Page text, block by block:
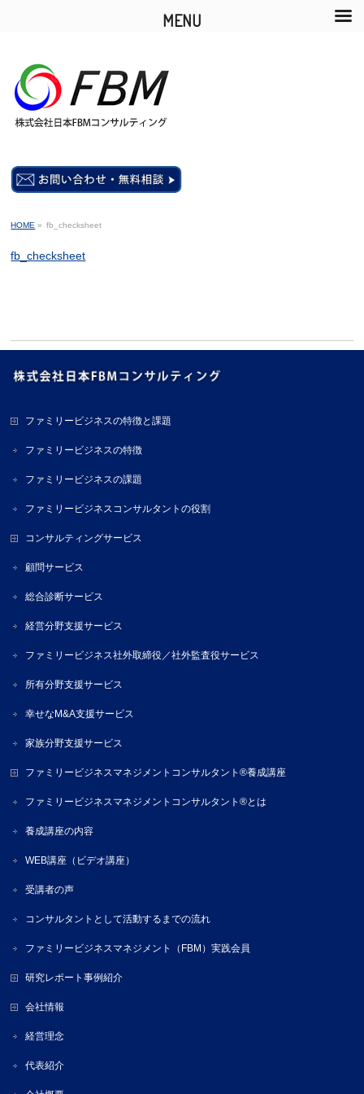
HOME » fb_checksheet
fb_checksheet
ファミリービジネスの特徴と課題
ファミリービジネスの特徴
ファミリービジネスの課題
ファミリービジネスコンサルタントの役割
コンサルティングサービス
顧問サービス
総合診断サービス
経営分野支援サービス
ファミリービジネス社外取締役／社外監査役サービス
所有分野支援サービス
幸せなM&A支援サービス
家族分野支援サービス
ファミリービジネスマネジメントコンサルタント®養成講座
ファミリービジネスマネジメントコンサルタント®とは
養成講座の内容
WEB講座（ビデオ講座）
受講者の声
コンサルタントとして活動するまでの流れ
ファミリービジネスマネジメント（FBM）実践会員
研究レポート事例紹介
会社情報
経営理念
代表紹介
MENU